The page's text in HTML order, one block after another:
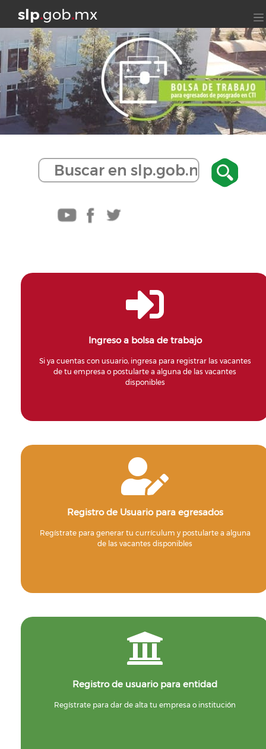
slp.gob.mx
Ingreso a bolsa de trabajo
Si ya cuentas con usuario, ingresa para registrar las vacantes
de tu empresa o postularte a alguna de las vacantes
disponibles
Registro de Usuario para egresados
Regístrate para generar tu currículum y postularte a alguna
de las vacantes disponibles
Registro de usuario para entidad
Regístrate para dar de alta tu empresa o institución